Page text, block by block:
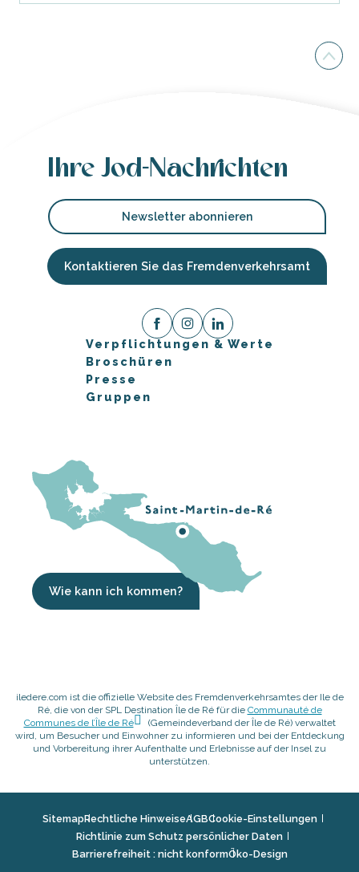
Ihre Jod-Nachrichten
Newsletter abonnieren
Kontaktieren Sie das Fremdenverkehrsamt
Verpflichtungen & Werte
Broschüren
Presse
Gruppen
Wie kann ich kommen?
iledere.com ist die offizielle Website des Fremdenverkehrsamtes der Ile de
Ré, die von der SPL Destination Île de Ré für die Communauté de
Communes de l’Île de Ré
(Gemeindeverband der Île de Ré) verwaltet
wird, um Besucher und Einwohner zu informieren und bei der Entdeckung
und Vorbereitung ihrer Aufenthalte und Erlebnisse auf der Insel zu
unterstützen.
SitemapRechtliche HinweiseAGBCookie-Einstellungen
Richtlinie zum Schutz persönlicher Daten
Barrierefreiheit : nicht konformÖko-Design